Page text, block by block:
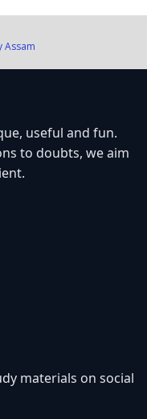
Assam
useful and fun.
to doubts, we aim
materials on social